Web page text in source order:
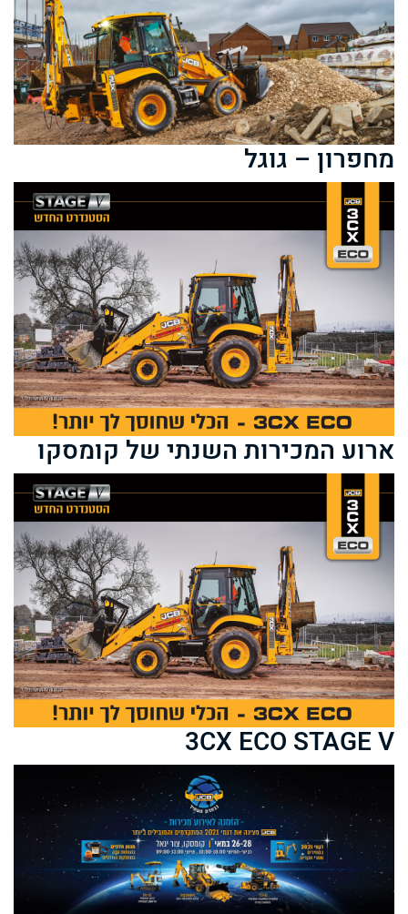
מחפרון – גוגל
ארוע המכירות השנתי של קומסקו
3CX ECO STAGE V